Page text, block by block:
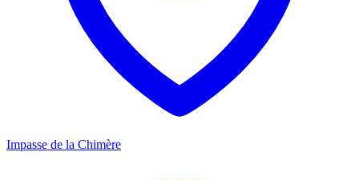
Impasse de la Chimère